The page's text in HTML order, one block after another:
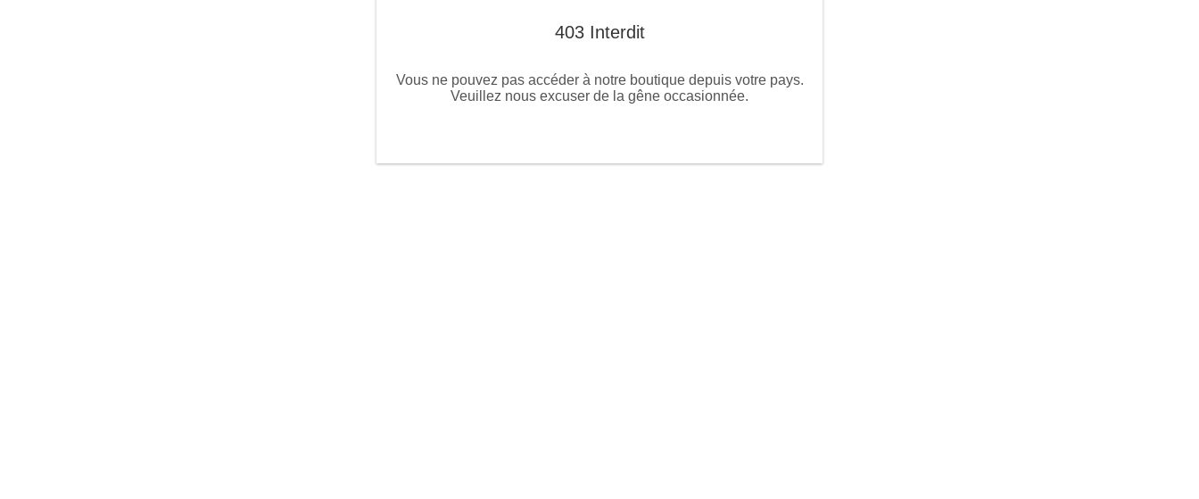
403 Interdit
Vous ne pouvez pas accéder à notre boutique depuis votre pays.
Veuillez nous excuser de la gêne occasionnée.